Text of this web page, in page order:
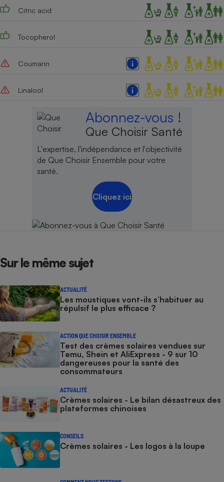
Citric acid
Tocopherol
Coumarin
Linalool
Abonnez-vous !
Que Choisir Santé
L'expertise, l'indépendance et l'objectivité
de Que Choisir Ensemble pour votre
santé.
Cliquez ici
Sur le même sujet
ACTUALITÉ
Les moustiques vont-ils s’habituer au
répulsif le plus efficace ?
ACTION QUE CHOISIR ENSEMBLE
Test des crèmes solaires vendues sur
Temu, Shein et AliExpress - 9 sur 10
dangereuses pour la santé des
consommateurs
ACTUALITÉ
Crèmes solaires - Le bilan désastreux des
plateformes chinoises
CONSEILS
Crèmes solaires - Les logos à la loupe